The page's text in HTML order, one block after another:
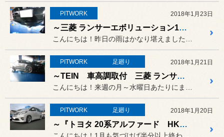
PITWORK 2018年1月23日
～三菱 ランサーエボリューション10 バリスフロントリップ取付!!～
PITWORK 足廻り 2018年1月21日
～TEIN 車高調取付 三菱 ランサーエボリューション10～
PITWORK 足廻り 2018年1月20日
～『トヨタ 20系アルファード HKS車高調』取付 ＆ 防錆コーティング施工 ～